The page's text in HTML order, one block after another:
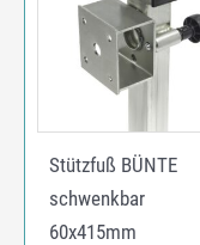
Stützfuß BÜNTE
schwenkbar
60x415mm